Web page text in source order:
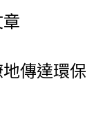
傳達環保